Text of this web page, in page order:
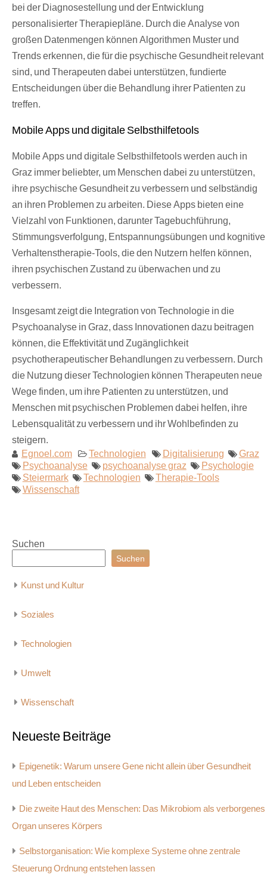
bei der Diagnosestellung und der Entwicklung
personalisierter Therapiepläne. Durch die Analyse von
großen Datenmengen können Algorithmen Muster und
Trends erkennen, die für die psychische Gesundheit relevant
sind, und Therapeuten dabei unterstützen, fundierte
Entscheidungen über die Behandlung ihrer Patienten zu
treffen.
Mobile Apps und digitale Selbsthilfetools
Mobile Apps und digitale Selbsthilfetools werden auch in
Graz immer beliebter, um Menschen dabei zu unterstützen,
ihre psychische Gesundheit zu verbessern und selbständig
an ihren Problemen zu arbeiten. Diese Apps bieten eine
Vielzahl von Funktionen, darunter Tagebuchführung,
Stimmungsverfolgung, Entspannungsübungen und kognitive
Verhaltenstherapie-Tools, die den Nutzern helfen können,
ihren psychischen Zustand zu überwachen und zu
verbessern.
Insgesamt zeigt die Integration von Technologie in die
Psychoanalyse in Graz, dass Innovationen dazu beitragen
können, die Effektivität und Zugänglichkeit
psychotherapeutischer Behandlungen zu verbessern. Durch
die Nutzung dieser Technologien können Therapeuten neue
Wege finden, um ihre Patienten zu unterstützen, und
Menschen mit psychischen Problemen dabei helfen, ihre
Lebensqualität zu verbessern und ihr Wohlbefinden zu
steigern.
Egnoel.com
Technologien Digitalisierung
Graz
Psychoanalyse
psychoanalyse graz
Psychologie
Steiermark
Technologien
Therapie-Tools
Wissenschaft
Suchen
Suchen
Kunst und Kultur
Soziales
Technologien
Umwelt
Wissenschaft
Neueste Beiträge
Epigenetik: Warum unsere Gene nicht allein über Gesundheit
und Leben entscheiden
Die zweite Haut des Menschen: Das Mikrobiom als verborgenes
Organ unseres Körpers
Selbstorganisation: Wie komplexe Systeme ohne zentrale
Steuerung Ordnung entstehen lassen